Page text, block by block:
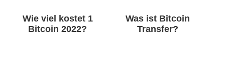
Wie viel kostet 1
Bitcoin 2022?
Was ist Bitcoin
Transfer?